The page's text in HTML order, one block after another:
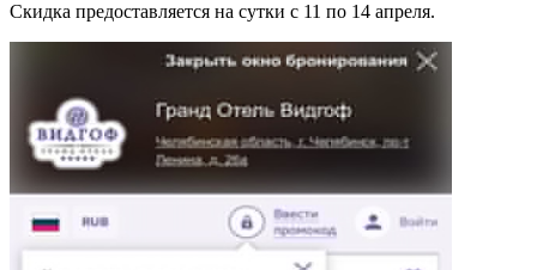
Скидка предоставляется на сутки с 11 по 14 апреля.